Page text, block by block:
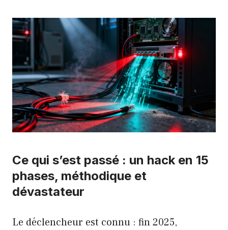
Ce qui s’est passé : un hack en 15
phases, méthodique et
dévastateur
Le déclencheur est connu : fin 2025,